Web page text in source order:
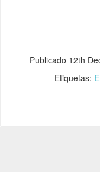
Publicado 12th
Etiquetas: